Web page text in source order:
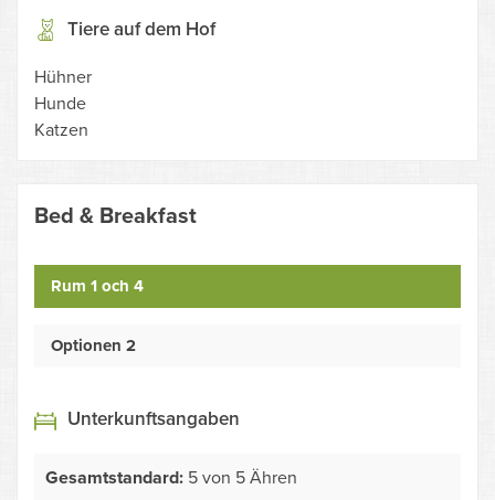
Tiere auf dem Hof
Hühner
Hunde
Katzen
Bed & Breakfast
Rum 1 och 4
Optionen 2
Unterkunftsangaben
Gesamtstandard: 5 von 5 Ähren